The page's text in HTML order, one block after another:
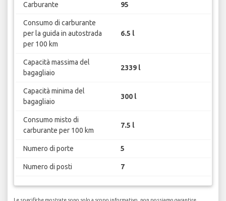
Carburante 95
Consumo di carburante
per la guida in autostrada
per 100 km
6.5 l
Capacità massima del
bagagliaio
2339 l
Capacità minima del
bagagliaio
300 l
Consumo misto di
carburante per 100 km
7.5 l
Numero di porte 5
Numero di posti 7
Le specifiche mostrate sono solo a scopo informativo, non possiamo garantire